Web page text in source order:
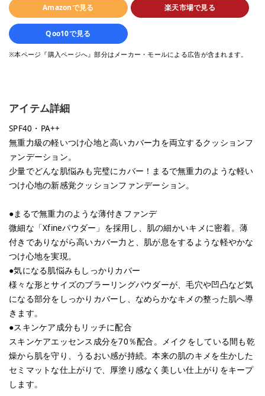
Amazonで見る 楽天市場で見る
Qoo10で見る
※本ページ『購入ページへ』部分はメーカー・モールによる広告が含まれます。
アイテム詳細
SPF40・PA++
無重力級の軽いつけ心地と高いカバー力を両立するクッションフ
ァンデーション。
少量でどんな肌悩みも完璧にカバー！まるで無重力のような軽い
つけ心地の新感覚クッションファンデーション。
●まるで無重力のような薄付きファンデ
微細な「Xfineパウダー」を採用し、肌の細かいキメに密着。薄
付きでありながら高いカバー力と、肌が息をするような軽やかな
つけ心地を実現。
●気になる肌悩みもしっかりカバー
様々な形とサイズのブラーリングパウダーが、毛穴や凹凸など気
になる部分をしっかりカバーし、なめらかなキメの整った肌へ導
きます。
●スキンケア成分もリッチに配合
スキンケアエッセンス成分を70％配合。メイクをしている間も乾
燥から肌を守り、うるおい感が持続。本来の肌のキメを生かした
セミマットな仕上がりで、厚塗り感なく美しい仕上がりをキープ
します。